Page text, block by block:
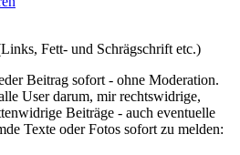
Fett- und Schrägschrift etc.)
Beitrag sofort - ohne Moderation.
User darum, mir rechtswidrige,
Beiträge - auch eventuelle
Texte oder Fotos sofort zu melden: